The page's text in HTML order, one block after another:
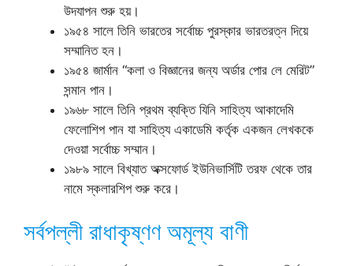
উদযাপন শুরু হয়।
১৯৫৪ সালে তিনি ভারতের সর্বোচ্চ পুরস্কার ভারতরত্ন দিয়ে
সম্মানিত হন।
১৯৫৪ জার্মান “কলা ও বিজ্ঞানের জন্য অর্ডার পোর লে মেরিট”
সন্মান পান।
১৯৬৮ সালে তিনি প্রথম ব্যক্তি যিনি সাহিত্য আকাদেমি
ফেলোশিপ পান যা সাহিত্য একাডেমি কর্তৃক একজন লেখককে
দেওয়া সর্বোচ্চ সম্মান।
১৯৮৯ সালে বিখ্যাত অক্সফোর্ড ইউনিভার্সিটি তরফ থেকে তার
নামে স্কলারশিপ শুরু করে।
সর্বপল্লী রাধাকৃষ্ণণ অমূল্য বাণী